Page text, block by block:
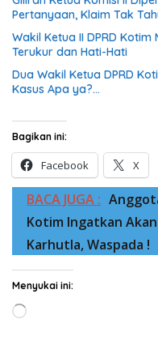
Pertanyaan, Klaim Tak
Wakil Ketua II DPRD
Terukur dan Hati-Hati
Dua Wakil Ketua DPRD
Kasus Apa ya?…
Bagikan ini:
Facebook X
BACA JUGA :
Kotim Ingatkan
Karhutla, Waspada !
Menyukai ini:
Memuat...